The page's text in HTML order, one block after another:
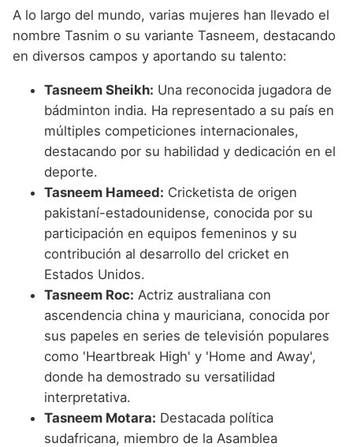
A lo largo del mundo, varias mujeres han llevado el
nombre Tasnim o su variante Tasneem, destacando
en diversos campos y aportando su talento:
Tasneem Sheikh: Una reconocida jugadora de
bádminton india. Ha representado a su país en
múltiples competiciones internacionales,
destacando por su habilidad y dedicación en el
deporte.
Tasneem Hameed: Cricketista de origen
pakistaní-estadounidense, conocida por su
participación en equipos femeninos y su
contribución al desarrollo del cricket en
Estados Unidos.
Tasneem Roc: Actriz australiana con
ascendencia china y mauriciana, conocida por
sus papeles en series de televisión populares
como 'Heartbreak High' y 'Home and Away',
donde ha demostrado su versatilidad
interpretativa.
Tasneem Motara: Destacada política
sudafricana, miembro de la Asamblea